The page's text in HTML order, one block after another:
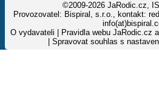
©2009-2026 JaRodic.cz,
Provozovatel: Bispiral, s.r.o., kontakt:
O vydavateli
Pravidla webu JaRodic.cz
Spravovat souhlas s